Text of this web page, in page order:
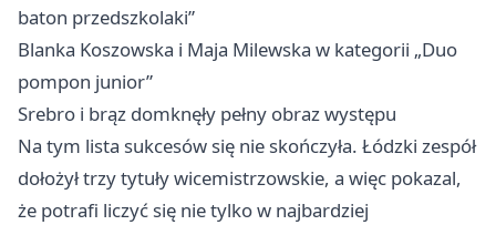
baton przedszkolaki”
Blanka Koszowska i Maja Milewska w kategorii „Duo
pompon junior”
Srebro i brąz domknęły pełny obraz występu
Na tym lista sukcesów się nie skończyła. Łódzki zespół
dołożył trzy tytuły wicemistrzowskie, a więc pokazal,
że potrafi liczyć się nie tylko w najbardziej